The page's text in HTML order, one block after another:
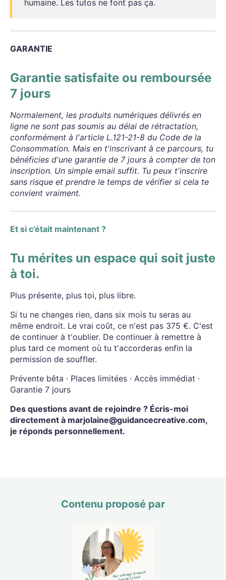
humaine. Les tutos ne font pas ça.
GARANTIE
Garantie satisfaite ou remboursée
7 jours
Normalement, les produits numériques délivrés en
ligne ne sont pas soumis au délai de rétractation,
conformément à l'article L.121-21-8 du Code de la
Consommation. Mais en t'inscrivant à ce parcours, tu
bénéficies d'une garantie de 7 jours à compter de ton
inscription. Un simple email suffit. Tu peux t'inscrire
sans risque et prendre le temps de vérifier si cela te
convient vraiment.
Et si c'était maintenant ?
Tu mérites un espace qui soit juste
à toi.
Plus présente, plus toi, plus libre.
Si tu ne changes rien, dans six mois tu seras au
même endroit. Le vrai coût, ce n'est pas 375 €. C'est
de continuer à t'oublier. De continuer à remettre à
plus tard ce moment où tu t'accorderas enfin la
permission de souffler.
Prévente bêta · Places limitées · Accès immédiat ·
Garantie 7 jours
Des questions avant de rejoindre ? Écris-moi
directement à marjolaine@guidancecreative.com,
je réponds personnellement.
Contenu proposé par